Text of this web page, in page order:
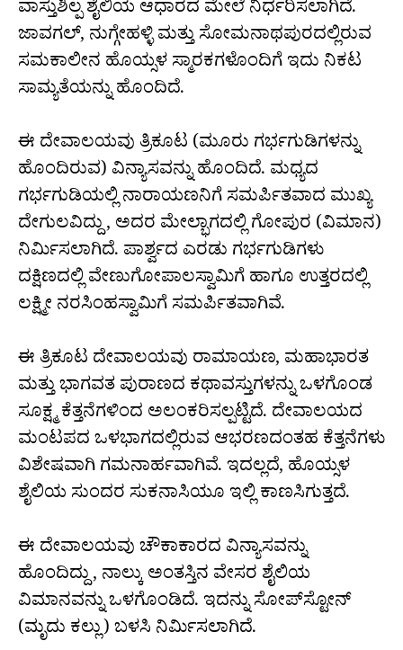
ವಾಸ್ತುಶಿಲ್ಪ ಶೈಲಿಯ ಆಧಾರದ ಮೇಲೆ ನಿರ್ಧರಿಸಲಾಗಿದೆ.
ಜಾವಗಲ್, ನುಗ್ಗೇಹಳ್ಳಿ ಮತ್ತು ಸೋಮನಾಥಪುರದಲ್ಲಿರುವ
ಸಮಕಾಲೀನ ಹೊಯ್ಸಳ ಸ್ಮಾರಕಗಳೊಂದಿಗೆ ಇದು ನಿಕಟ
ಸಾಮ್ಯತೆಯನ್ನು ಹೊಂದಿದೆ.
ಈ ದೇವಾಲಯವು ತ್ರಿಕೂಟ (ಮೂರು ಗರ್ಭಗುಡಿಗಳನ್ನು
ಹೊಂದಿರುವ) ವಿನ್ಯಾಸವನ್ನು ಹೊಂದಿದೆ. ಮಧ್ಯದ
ಗರ್ಭಗುಡಿಯಲ್ಲಿ ನಾರಾಯಣನಿಗೆ ಸಮರ್ಪಿತವಾದ ಮುಖ್ಯ
ದೇಗುಲವಿದ್ದು, ಅದರ ಮೇಲ್ಭಾಗದಲ್ಲಿ ಗೋಪುರ (ವಿಮಾನ)
ನಿರ್ಮಿಸಲಾಗಿದೆ. ಪಾರ್ಶ್ವದ ಎರಡು ಗರ್ಭಗುಡಿಗಳು
ದಕ್ಷಿಣದಲ್ಲಿ ವೇಣುಗೋಪಾಲಸ್ವಾಮಿಗೆ ಹಾಗೂ ಉತ್ತರದಲ್ಲಿ
ಲಕ್ಷ್ಮೀ ನರಸಿಂಹಸ್ವಾಮಿಗೆ ಸಮರ್ಪಿತವಾಗಿವೆ.
ಈ ತ್ರಿಕೂಟ ದೇವಾಲಯವು ರಾಮಾಯಣ, ಮಹಾಭಾರತ
ಮತ್ತು ಭಾಗವತ ಪುರಾಣದ ಕಥಾವಸ್ತುಗಳನ್ನು ಒಳಗೊಂಡ
ಸೂಕ್ಷ್ಮ ಕೆತ್ತನೆಗಳಿಂದ ಅಲಂಕರಿಸಲ್ಪಟ್ಟಿದೆ. ದೇವಾಲಯದ
ಮಂಟಪದ ಒಳಭಾಗದಲ್ಲಿರುವ ಆಭರಣದಂತಹ ಕೆತ್ತನೆಗಳು
ವಿಶೇಷವಾಗಿ ಗಮನಾರ್ಹವಾಗಿವೆ. ಇದಲ್ಲದೆ, ಹೊಯ್ಸಳ
ಶೈಲಿಯ ಸುಂದರ ಸುಕನಾಸಿಯೂ ಇಲ್ಲಿ ಕಾಣಸಿಗುತ್ತದೆ.
ಈ ದೇವಾಲಯವು ಚೌಕಾಕಾರದ ವಿನ್ಯಾಸವನ್ನು
ಹೊಂದಿದ್ದು, ನಾಲ್ಕು ಅಂತಸ್ತಿನ ವೇಸರ ಶೈಲಿಯ
ವಿಮಾನವನ್ನು ಒಳಗೊಂಡಿದೆ. ಇದನ್ನು ಸೋಪ್‌ಸ್ಟೋನ್
(ಮೃದು ಕಲ್ಲು) ಬಳಸಿ ನಿರ್ಮಿಸಲಾಗಿದೆ.